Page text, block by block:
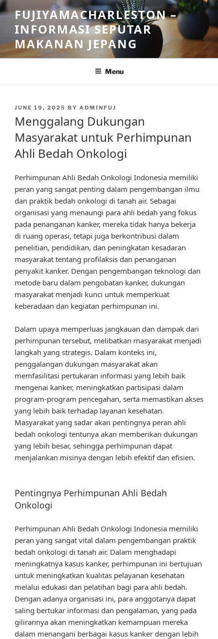
Skip
to
content
FUJIYAMACHARLESTON –
INFORMASI SEPUTAR
MAKANAN JEPANG
Menu
POSTED
JUNE 19, 2025 BY ADMINFUJ
Menggalang Dukungan
Masyarakat untuk Perhimpunan
Ahli Bedah Onkologi
Perhimpunan Ahli Bedah Onkologi Indonesia memiliki
peran yang sangat penting dalam pengembangan ilmu
dan praktik bedah onkologi di tanah air. Sebagai
organisasi yang menaungi para ahli bedah yang fokus
pada penanganan kanker, mereka tidak hanya bekerja
di ruang operasi, tetapi juga berkontribusi dalam
penelitian, pendidikan, dan peningkatan kesadaran
masyarakat tentang profilaksis dan penanganan
penyakit kanker. Dengan pengembangan teknologi dan
metode baru dalam pengobatan kanker, dukungan
masyarakat menjadi kunci untuk memperkuat
keberadaan dan kegiatan perhimpunan ini.
Dalam upaya memperluas jangkauan dan dampak dari
perhimpunan tersebut, melibatkan masyarakat menjadi
langkah yang strategis. Dalam konteks ini,
penggalangan dukungan masyarakat akan
memfasilitasi pertukaran informasi yang lebih baik
mengenai kanker, meningkatkan partisipasi dalam
program-program pencegahan, serta memastikan akses
yang lebih baik terhadap layanan kesehatan.
Masyarakat yang sadar akan pentingnya peran ahli
bedah onkologi tentunya akan memberikan dukungan
yang lebih besar, sehingga perhimpunan dapat
menjalankan misinya dengan lebih efektif dan efisien.
Pentingnya Perhimpunan Ahli Bedah
Onkologi
Perhimpunan Ahli Bedah Onkologi Indonesia memiliki
peran yang sangat vital dalam pengembangan praktik
bedah onkologi di tanah air. Dalam menghadapi
meningkatnya kasus kanker, perhimpunan ini bertujuan
untuk meningkatkan kualitas pelayanan kesehatan
melalui edukasi dan pelatihan bagi para ahli bedah.
Dengan adanya organisasi ini, para anggotanya dapat
saling bertukar informasi dan pengalaman, yang pada
gilirannya akan meningkatkan kemampuan mereka
dalam menangani berbagai kasus kanker dengan lebih